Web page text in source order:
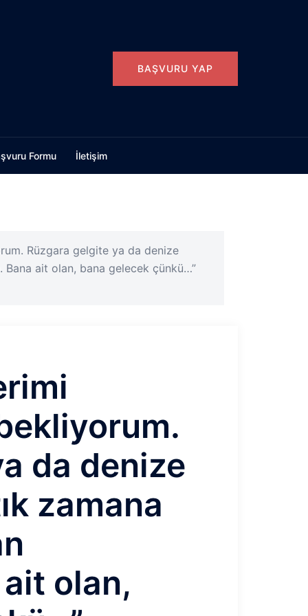
BAŞVURU YAP
Formu İletişim
Rüzgara gelgite ya da denize
Bana ait olan, bana gelecek çünkü…”
da denize
zamana
olan,